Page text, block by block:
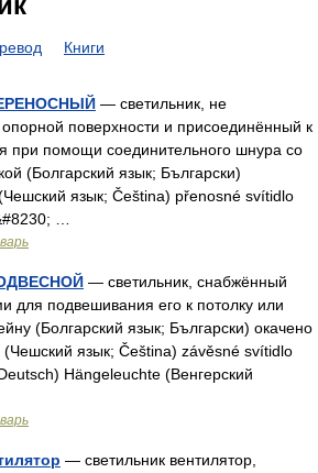
Книги
— светильник, не
поверхности и присоединённый к
при помощи соединительного шнура со
(Болгарский язык; Български)
язык; Čeština) přenosné svítidlo
…
— светильник, снабжённый
для подвешивания его к потолку или
(Болгарский язык; Български) окачено
(Чешский язык; Čeština) závěsné svítidlo
Hängeleuchte (Венгерский
— светильник вентилятор,